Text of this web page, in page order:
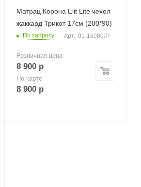
Матрац Корона Elit Lite чехол
жаккард Трикот 17см (200*90)
По запросу Арт.: 01-16080Лт
Розничная цена
8 900р
По карте
8 900р